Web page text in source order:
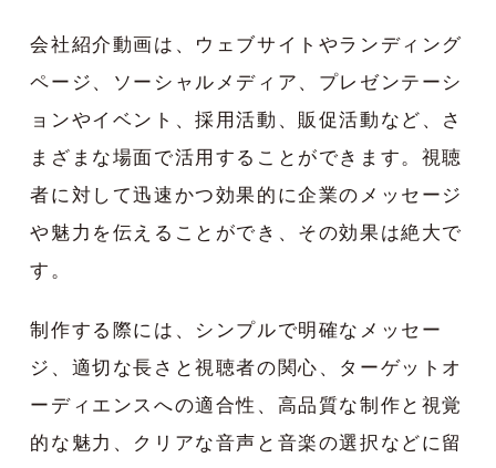
会社紹介動画は、ウェブサイトやランディング
ページ、ソーシャルメディア、プレゼンテーシ
ョンやイベント、採用活動、販促活動など、さ
まざまな場面で活用することができます。視聴
者に対して迅速かつ効果的に企業のメッセージ
や魅力を伝えることができ、その効果は絶大で
す。
制作する際には、シンプルで明確なメッセー
ジ、適切な長さと視聴者の関心、ターゲットオ
ーディエンスへの適合性、高品質な制作と視覚
的な魅力、クリアな音声と音楽の選択などに留